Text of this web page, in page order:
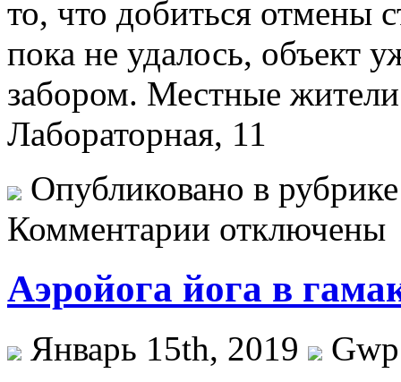
то, что добиться отмены
пока не удалось, объект
забором. Местные
Лабораторная, 11
Опубликовано в
Комментарии отключены
Аэройога йога в
Январь 15th, 2019
Gwp